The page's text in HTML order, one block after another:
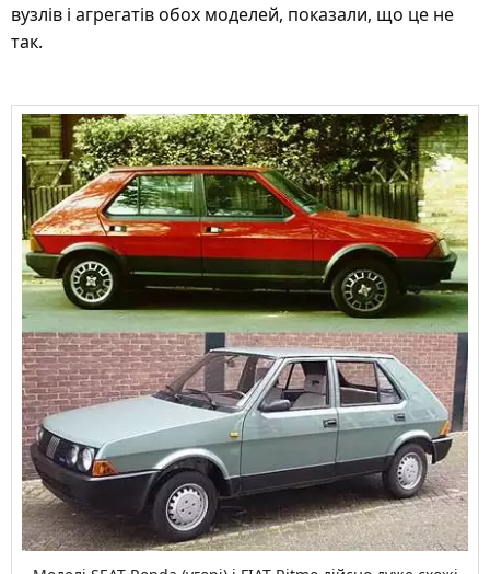
вузлів і агрегатів обох моделей, показали, що це не
так.